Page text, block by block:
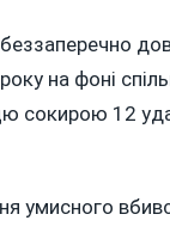
на фоні
сокирою 12
умисного